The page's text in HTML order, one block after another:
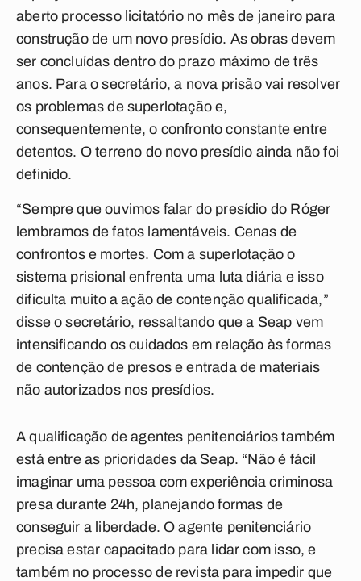
aberto processo licitatório no mês de janeiro para
construção de um novo presídio. As obras devem
ser concluídas dentro do prazo máximo de três
anos. Para o secretário, a nova prisão vai resolver
os problemas de superlotação e,
consequentemente, o confronto constante entre
detentos. O terreno do novo presídio ainda não foi
definido.
“Sempre que ouvimos falar do presídio do Róger
lembramos de fatos lamentáveis. Cenas de
confrontos e mortes. Com a superlotação o
sistema prisional enfrenta uma luta diária e isso
dificulta muito a ação de contenção qualificada,”
disse o secretário, ressaltando que a Seap vem
intensificando os cuidados em relação às formas
de contenção de presos e entrada de materiais
não autorizados nos presídios.
A qualificação de agentes penitenciários também
está entre as prioridades da Seap. “Não é fácil
imaginar uma pessoa com experiência criminosa
presa durante 24h, planejando formas de
conseguir a liberdade. O agente penitenciário
precisa estar capacitado para lidar com isso, e
também no processo de revista para impedir que